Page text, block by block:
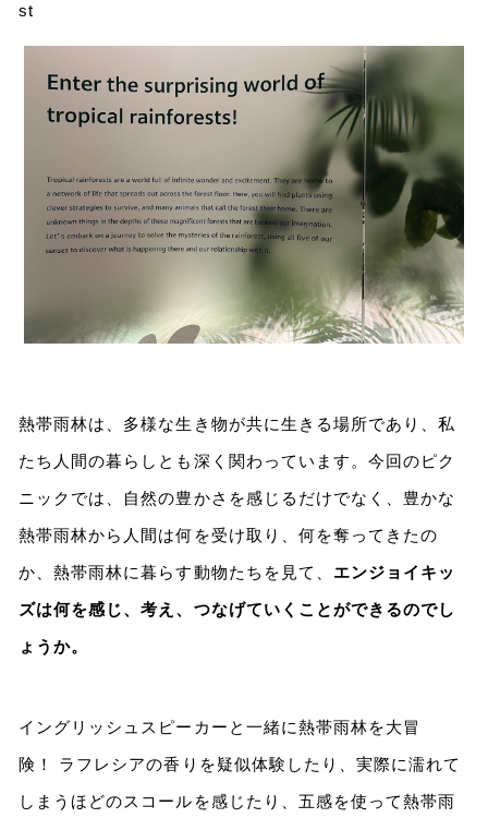
st
熱帯雨林は、多様な生き物が共に生きる場所であり、私
たち人間の暮らしとも深く関わっています。今回のピク
ニックでは、自然の豊かさを感じるだけでなく、豊かな
熱帯雨林から人間は何を受け取り、何を奪ってきたの
か、熱帯雨林に暮らす動物たちを見て、 エンジョイキッ
ズは何を感じ、考え、つなげていくことができるのでし
ょうか。
イングリッシュスピーカーと一緒に熱帯雨林を大冒
険！ ラフレシアの香りを疑似体験したり、実際に濡れて
しまうほどのスコールを感じたり、五感を使って熱帯雨